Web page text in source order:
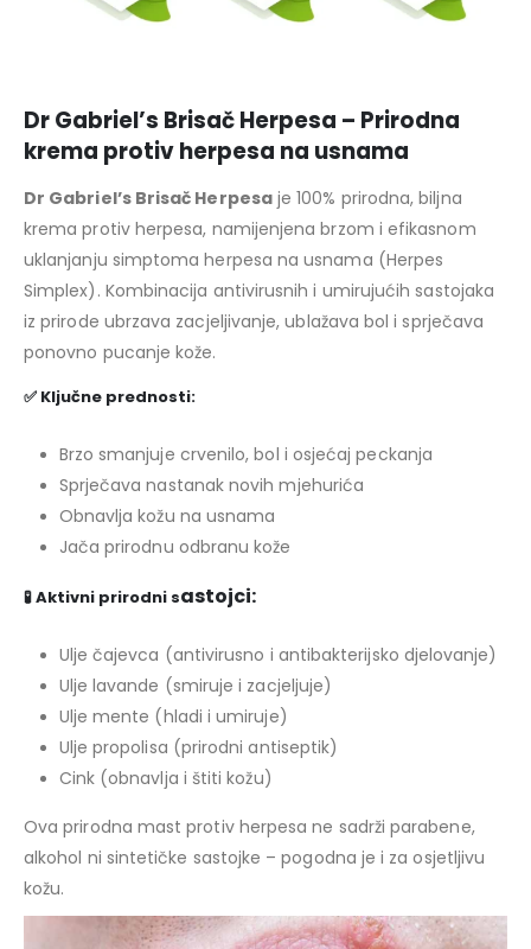
Dr Gabriel’s Brisač Herpesa – Prirodna
krema protiv herpesa na usnama
Dr Gabriel’s Brisač Herpesaje 100% prirodna, biljna
krema protiv herpesa, namijenjena brzom i efikasnom
uklanjanju simptoma herpesa na usnama (Herpes
Simplex). Kombinacija antivirusnih i umirujućih sastojaka
iz prirode ubrzava zacjeljivanje, ublažava bol i sprječava
ponovno pucanje kože.
✅ Ključne prednosti:
Brzo smanjuje crvenilo, bol i osjećaj peckanja
Sprječava nastanak novih mjehurića
Obnavlja kožu na usnama
Jača prirodnu odbranu kože
🧪 Aktivni prirodni sastojci:
Ulje čajevca (antivirusno i antibakterijsko djelovanje)
Ulje lavande (smiruje i zacjeljuje)
Ulje mente (hladi i umiruje)
Ulje propolisa (prirodni antiseptik)
Cink (obnavlja i štiti kožu)
Ova prirodna mast protiv herpesa ne sadrži parabene,
alkohol ni sintetičke sastojke – pogodna je i za osjetljivu
kožu.